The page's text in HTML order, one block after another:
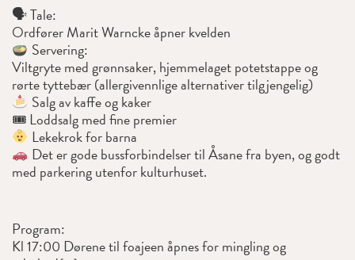
🗣 Tale:
Ordfører Marit Warncke åpner kvelden
Servering:
Viltgryte med grønnsaker, hjemmelaget potetstappe og
rørte tyttebær (allergivennlige alternativer tilgjengelig)
Salg av kaffe og kaker
🎟 Loddsalg med fine premier
Lekekrok for barna
Det er gode bussforbindelser til Åsane fra byen, og godt
med parkering utenfor kulturhuset.
Program:
Kl 17:00 Dørene til foajeen åpnes for mingling og